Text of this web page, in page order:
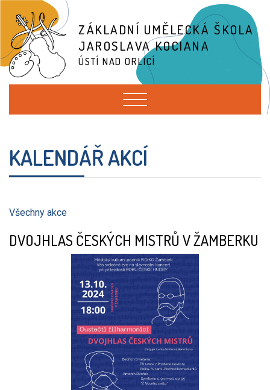
ZÁKLADNÍ UMĚLECKÁ ŠKOLA
JAROSLAVA KOCIANA
ÚSTÍ NAD ORLICÍ
KALENDÁŘ AKCÍ
Všechny akce
DVOJHLAS ČESKÝCH MISTRŮ V ŽAMBERKU